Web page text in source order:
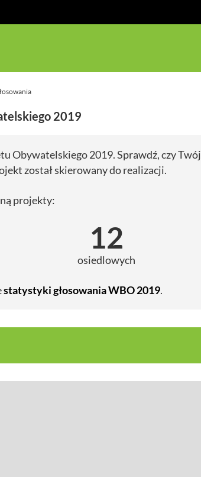
2019
Obywatelskiego 2019. Sprawdź, czy Twój
został skierowany do realizacji.
projekty:
12
osiedlowych
statystyki głosowania WBO 2019.